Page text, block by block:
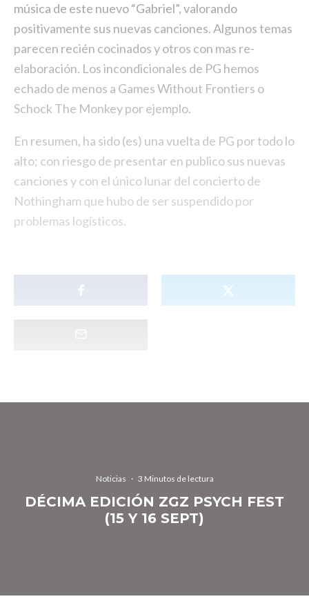
música de este nuevo “Gabriel”, valorando
positivamente sus nuevas canciones. Algunos temas
parecen recién cocinados y otros con mas re-
elaboración. Los incondicionales de PG hemos
echado de menos a Games Without Frontiers o
Schock The Monkey por ejemplo.
En resumen, ha sido (es) una vuelta de PG por todo lo
alto; con riesgo de presentar en publico sus nuevas
canciones y con el único lunar del concierto de
Nothingham que hubo de ser suspendido por
problemas logísticos.
Noticias · 3 Minutos de lectura
DÉCIMA EDICIÓN ZGZ PSYCH FEST
(15 Y 16 SEPT)